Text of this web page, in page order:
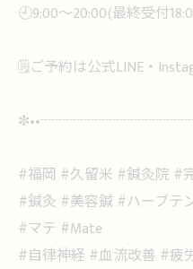
🕘9:00〜20:00(最終受付
🗒ご予約は公式LINE・
#福岡 #久留米 #鍼灸院 #
#鍼灸 #美容鍼 #ハーブテ
#マテ #Mate
#自律神経 #血流改善 #疲